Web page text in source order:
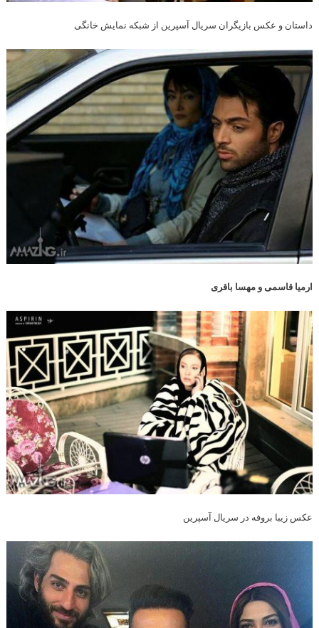
داستان و عکس بازیگران سریال آسپرین از شبکه نمایش خانگی
ارمیا قاسمی و مهسا باقری
عکس زیبا بروفه در سریال آسپرین